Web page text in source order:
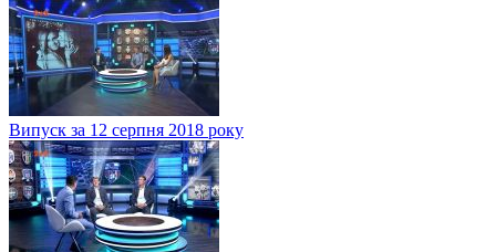
Випуск за 12 серпня 2018 року